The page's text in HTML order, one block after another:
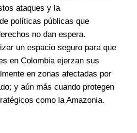
ataques y la
políticas públicas que
no dan espera.
un espacio seguro para que
en Colombia ejerzan sus
en zonas afectadas por
y aún más cuando protegen
como la Amazonia.